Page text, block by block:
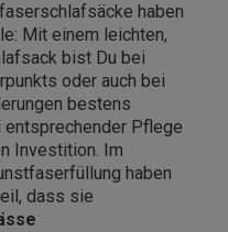
haben
Mit einem leichten,
bist Du bei
oder auch bei
bestens
entsprechender Pflege
Investition. Im
haben
dass sie